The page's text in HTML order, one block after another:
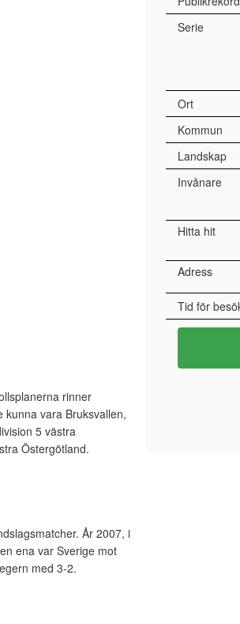
rinner
kunna vara Bruksvallen,
5 västra
Östergötland.
År 2007, i
ena var Sverige mot
med 3-2.
Serie
Ort
Kommun
Landskap
Invånare
Hitta hit
Adress
Tid för